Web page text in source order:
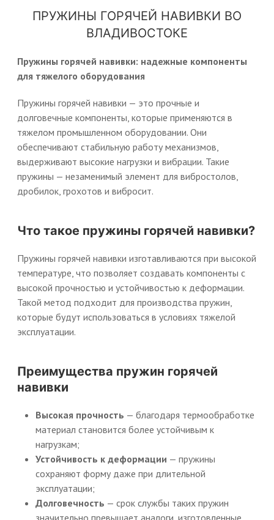
ПРУЖИНЫ ГОРЯЧЕЙ НАВИВКИ ВО
ВЛАДИВОСТОКЕ
Пружины горячей навивки: надежные компоненты
для тяжелого оборудования
Пружины горячей навивки — это прочные и
долговечные компоненты, которые применяются в
тяжелом промышленном оборудовании. Они
обеспечивают стабильную работу механизмов,
выдерживают высокие нагрузки и вибрации. Такие
пружины — незаменимый элемент для вибростолов,
дробилок, грохотов и вибросит.
Что такое пружины горячей навивки?
Пружины горячей навивки изготавливаются при высокой
температуре, что позволяет создавать компоненты с
высокой прочностью и устойчивостью к деформации.
Такой метод подходит для производства пружин,
которые будут использоваться в условиях тяжелой
эксплуатации.
Преимущества пружин горячей
навивки
Высокая прочность — благодаря термообработке
материал становится более устойчивым к
нагрузкам;
Устойчивость к деформации — пружины
сохраняют форму даже при длительной
эксплуатации;
Долговечность — срок службы таких пружин
значительно превышает аналоги, изготовленные